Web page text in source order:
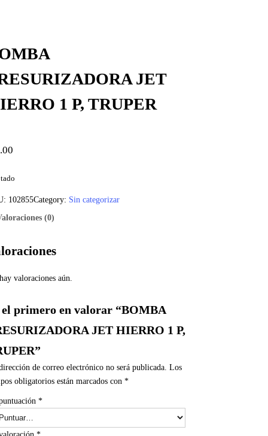
JET
1 P, TRUPER
102855Category: Sin categorizar
(0)
valoraciones aún.
el primero en valorar “BOMBA
JET HIERRO 1 P,
de correo electrónico no será publicada. Los
obligatorios están marcados con *
*